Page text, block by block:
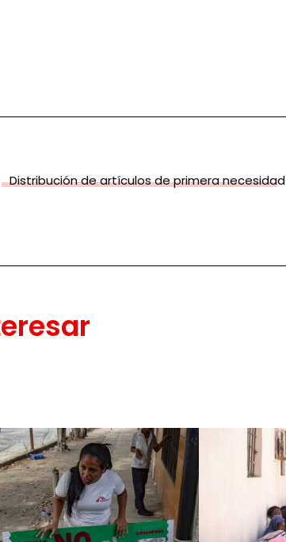
Distribución de artículos de primera necesidad